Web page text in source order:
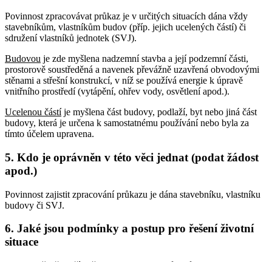
Povinnost zpracovávat průkaz je v určitých situacích dána vždy
stavebníkům, vlastníkům budov (příp. jejich ucelených částí) či
sdružení vlastníků jednotek (SVJ).
Budovou je zde myšlena nadzemní stavba a její podzemní části,
prostorově soustředěná a navenek převážně uzavřená obvodovými
stěnami a střešní konstrukcí, v níž se používá energie k úpravě
vnitřního prostředí (vytápění, ohřev vody, osvětlení apod.).
Ucelenou částíje myšlena část budovy, podlaží, byt nebo jiná část
budovy, která je určena k samostatnému používání nebo byla za
tímto účelem upravena.
5. Kdo je oprávněn v této věci jednat (podat žádost
apod.)
Povinnost zajistit zpracování průkazu je dána stavebníku, vlastníku
budovy či SVJ.
6. Jaké jsou podmínky a postup pro řešení životní
situace